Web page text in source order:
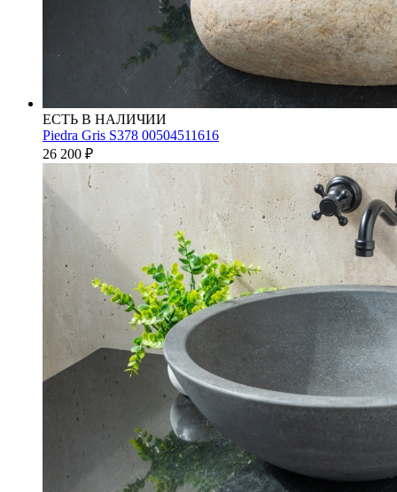
ЕСТЬ В НАЛИЧИИ
Piedra Gris S378 00504511616
26 200 ₽